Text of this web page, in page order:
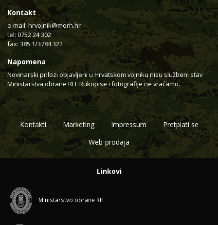
Kontakt
e-mail: hrvojnik@morh.hr
tel: 0752 24 302
fax: 385 1/3784 322
Napomena
Novinarski prilozi objavljeni u Hrvatskom vojniku nisu službeni stav
Ministarstva obrane RH. Rukopise i fotografije ne vraćamo.
Kontakti Marketing Impressum
Pretplati se
Web-prodaja
Linkovi
Ministarstvo obrane RH